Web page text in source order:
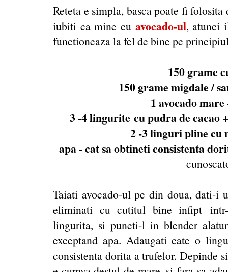
Reteta e simpla, basca poate fi
iubiti ca mine cu avocado-ul, atunci
functioneaza la fel de bine pe
150 grame
150 grame migdale /
1 avocado
3 -4 lingurite cu pudra de cacao
2 -3 linguri pline cu
apa - cat sa obtineti consistenta
Taiati avocado-ul pe din doua, dati-i
eliminati cu cutitul bine infipt
lingurita, si puneti-l in blender
exceptand apa. Adaugati cate o
consistenta dorita a trufelor. Depinde